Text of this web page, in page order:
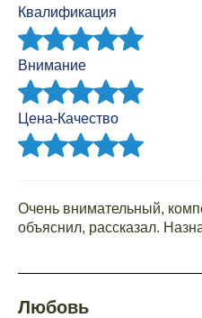
Квалификация
Внимание
Цена-Качество
Очень внимательный,
объяснил, рассказал.
Любовь